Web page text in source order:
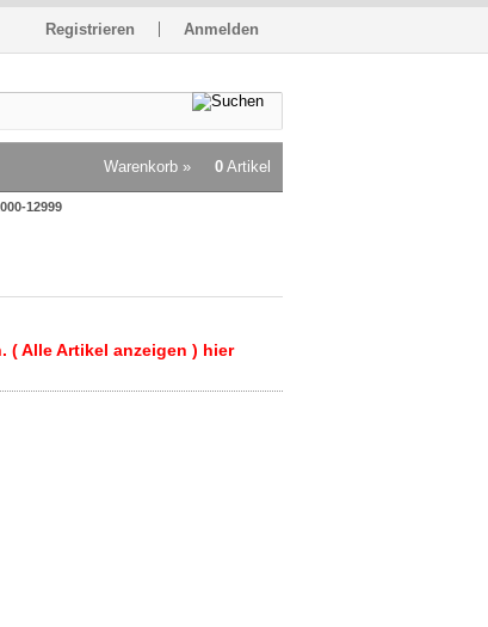
Registrieren Anmelden
Warenkorb » 0 Artikel
12999
( Alle Artikel anzeigen ) hier